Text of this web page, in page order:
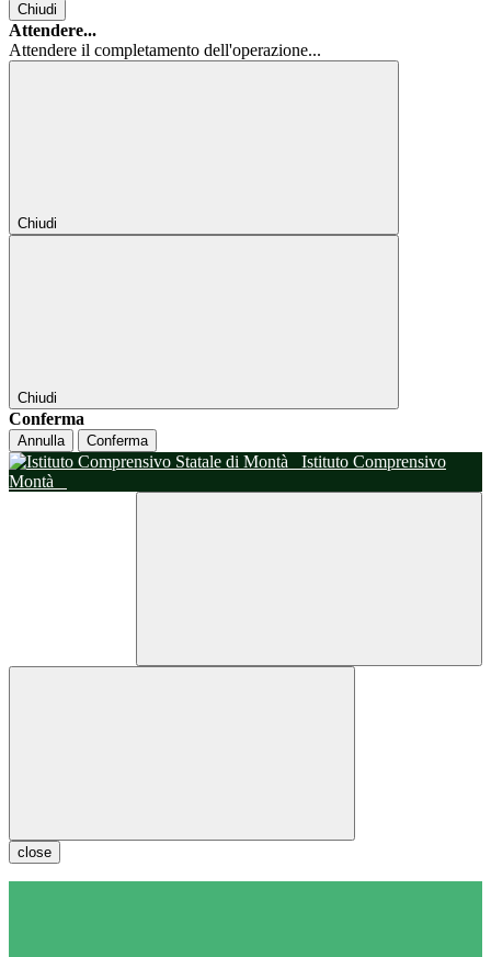
Chiudi
Attendere...
Attendere il completamento dell'operazione...
Chiudi
Chiudi
Conferma
Annulla Conferma
Istituto Comprensivo
Montà
close